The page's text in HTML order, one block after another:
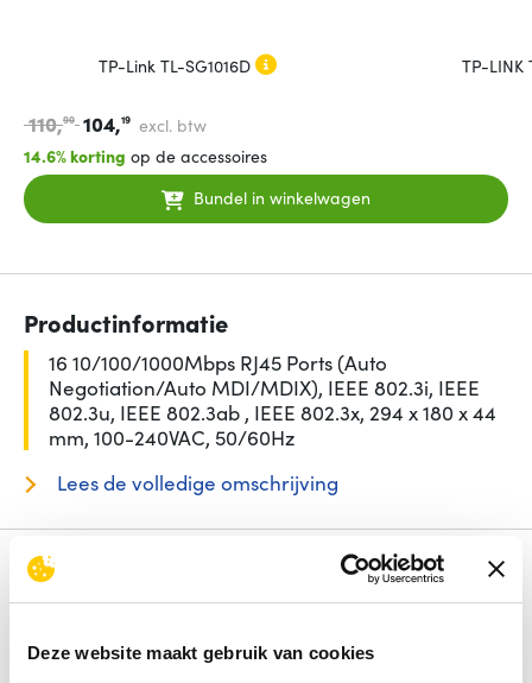
Deze website maakt gebruik van cookies
TP-Link TL-SG1016D TP-
110,90 104,19
excl. btw
14.6% korting op de accessoires
Bundel in winkelwagen
Productinformatie
16 10/100/1000Mbps RJ45 Ports (Auto
Negotiation/Auto MDI/MDIX), IEEE 802.3i, IEEE
802.3u, IEEE 802.3ab , IEEE 802.3x, 294 x 180 x 44
mm, 100-240VAC, 50/60Hz
Lees de volledige omschrijving
Specificaties
Switch type Unmanaged
Power over Ethernet (PoE)
Nee